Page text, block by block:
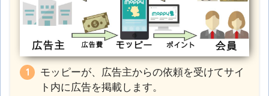
モッピーが、広告主からの依頼を受けてサイ
ト内に広告を掲載します。